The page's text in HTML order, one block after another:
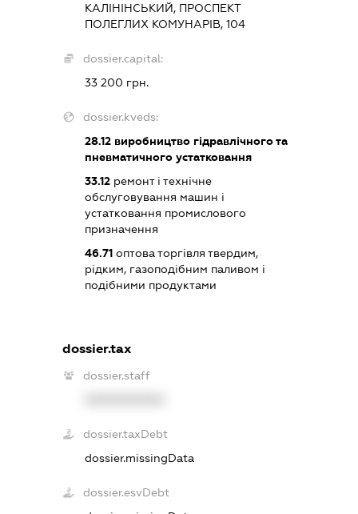
КАЛІНІНСЬКИЙ, ПРОСПЕКТ
ПОЛЕГЛИХ КОМУНАРІВ, 104
dossier.capital:
33 200 грн.
dossier.kveds:
28.12 виробництво гідравлічного та
пневматичного устатковання
33.12 ремонт і технічне
обслуговування машин і
устатковання промислового
призначення
46.71 оптова торгівля твердим,
рідким, газоподібним паливом і
подібними продуктами
dossier.tax
dossier.staff
dossier.taxDebt
dossier.missingData
dossier.esvDebt